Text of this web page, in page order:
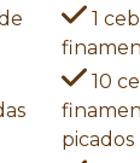
1
10
picados